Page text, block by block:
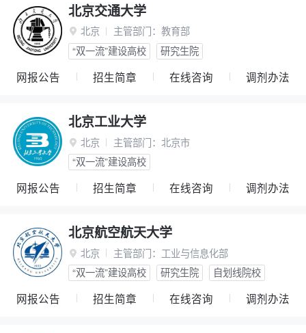
北京交通大学
 北京 主管部门： 教育部
“双一流”建设高校
研究生院
网报公告 招生简章 在线咨询 调剂办法
北京工业大学
 北京 主管部门： 北京市
“双一流”建设高校
网报公告 招生简章 在线咨询 调剂办法
北京航空航天大学
 北京 主管部门： 工业与信息化部
“双一流”建设高校
研究生院 自划线院校
网报公告 招生简章 在线咨询 调剂办法